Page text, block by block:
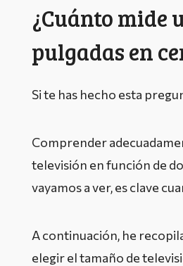
¿Cuánto mide
pulgadas en
Si te has hecho esta
Comprender
televisión en función de
vayamos a ver, es clave
A continuación, he
elegir el tamaño de